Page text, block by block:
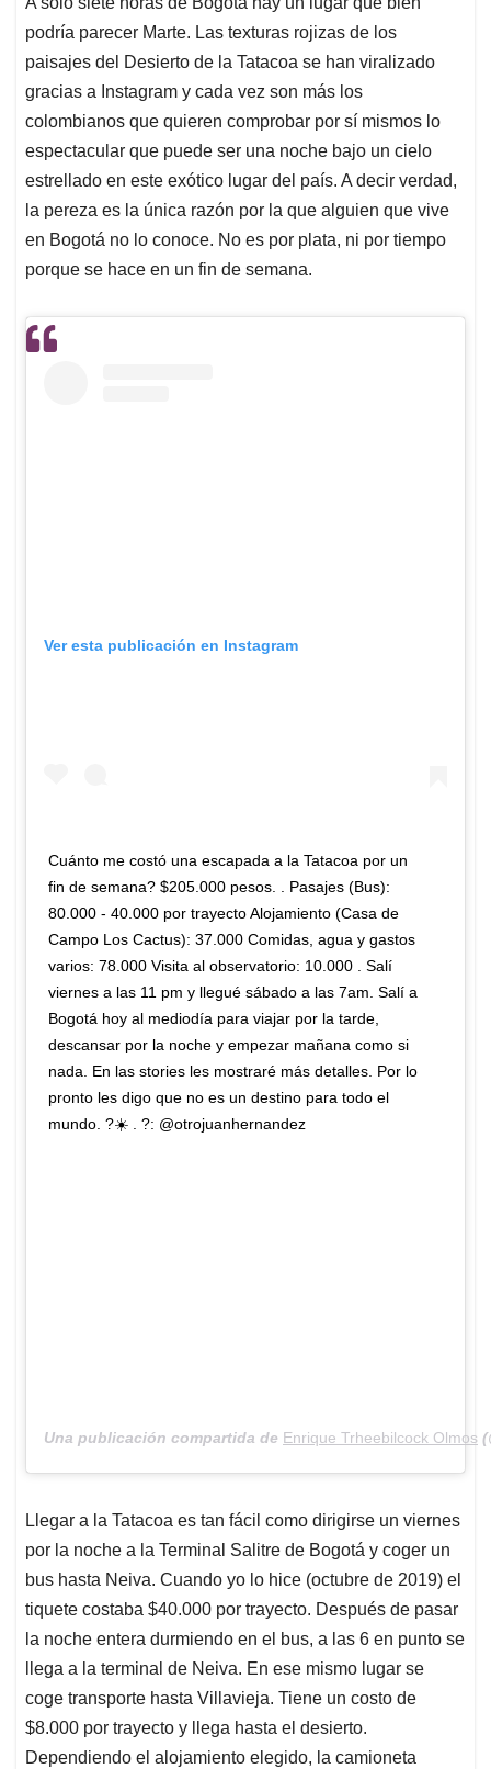
s
A
p
p
b
o
o
k
e
d
I
n
l
a
d
s
podría parecer Marte. Las texturas rojizas de los
paisajes del Desierto de la Tatacoa se han viralizado
gracias a Instagram y cada vez son más los
colombianos que quieren comprobar por sí mismos lo
espectacular que puede ser una noche bajo un cielo
estrellado en este exótico lugar del país. A decir verdad,
la pereza es la única razón por la que alguien que vive
en Bogotá no lo conoce. No es por plata, ni por tiempo
porque se hace en un fin de semana.
Ver esta publicación en Instagram
Cuánto me costó una escapada a la Tatacoa por un
fin de semana? $205.000 pesos. . Pasajes (Bus):
80.000 - 40.000 por trayecto Alojamiento (Casa de
Campo Los Cactus): 37.000 Comidas, agua y gastos
varios: 78.000 Visita al observatorio: 10.000 . Salí
viernes a las 11 pm y llegué sábado a las 7am. Salí a
Bogotá hoy al mediodía para viajar por la tarde,
descansar por la noche y empezar mañana como si
nada. En las stories les mostraré más detalles. Por lo
pronto les digo que no es un destino para todo el
mundo. ?☀️ . ?: @otrojuanhernandez
Una publicación compartida de Enrique Trheebilcock Olmos
Llegar a la Tatacoa es tan fácil como dirigirse un viernes
por la noche a la Terminal Salitre de Bogotá y coger un
bus hasta Neiva. Cuando yo lo hice (octubre de 2019) el
tiquete costaba $40.000 por trayecto. Después de pasar
la noche entera durmiendo en el bus, a las 6 en punto se
llega a la terminal de Neiva. En ese mismo lugar se
coge transporte hasta Villavieja. Tiene un costo de
$8.000 por trayecto y llega hasta el desierto.
Dependiendo el alojamiento elegido, la camioneta